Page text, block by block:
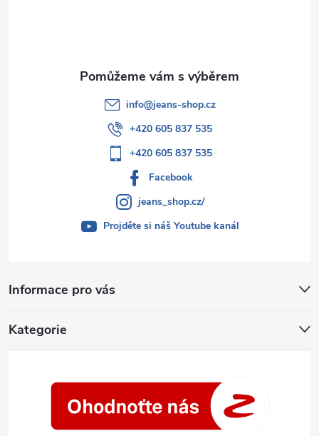
Informace pro vás
Kategorie
info@jeans-shop.cz
+420 605 837 535
+420 605 837 535
Facebook
jeans_shop.cz/
Projděte si náš Youtube kanál